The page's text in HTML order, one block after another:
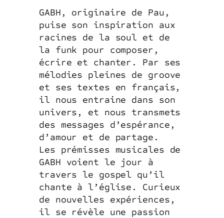
GABH, originaire de Pau,
puise son inspiration aux
racines de la soul et de
la funk pour composer,
écrire et chanter. Par ses
mélodies pleines de groove
et ses textes en français,
il nous entraine dans son
univers, et nous transmets
des messages d’espérance,
d’amour et de partage.
Les prémisses musicales de
GABH voient le jour à
travers le gospel qu’il
chante à l’église. Curieux
de nouvelles expériences,
il se révèle une passion